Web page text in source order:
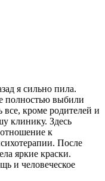
я сильно пила.
полностью выбили
все, кроме родителей и
клинику. Здесь
к
После
яркие краски.
и человеческое